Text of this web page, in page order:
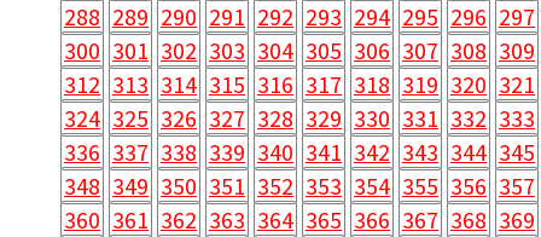
288 289 290 291 292 293 294 295 296 297
300 301 302 303 304 305 306 307 308 309
312 313 314 315 316 317 318 319 320 321
324 325 326 327 328 329 330 331 332 333
336 337 338 339 340 341 342 343 344 345
348 349 350 351 352 353 354 355 356 357
360 361 362 363 364 365 366 367 368 369